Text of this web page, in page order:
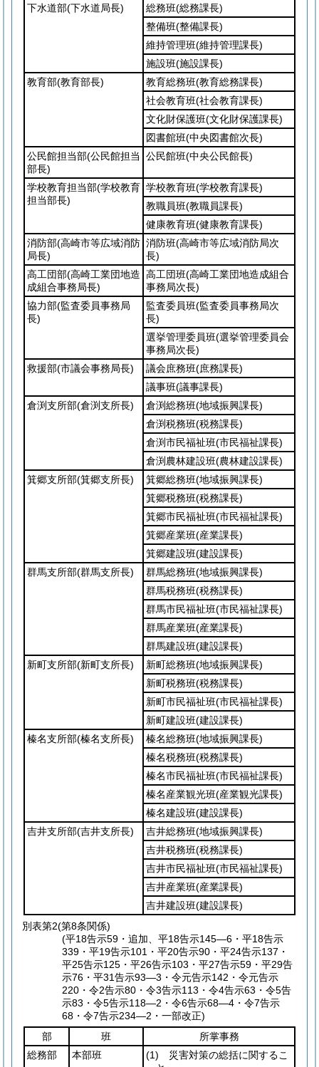
下水道部(下水道局長) 総務班(総務課長)
整備班(整備課長)
維持管理班(維持管理課長)
施設班(施設課長)
教育部(教育部長) 教育総務班(教育総務課長)
社会教育班(社会教育課長)
文化財保護班(文化財保護課長)
図書館班(中央図書館次長)
公民館担当部(公民館担当
部長)
公民館班(中央公民館長)
学校教育担当部(学校教育
担当部長)
学校教育班(学校教育課長)
教職員班(教職員課長)
健康教育班(健康教育課長)
消防部(高崎市等広域消防
局長)
消防班(高崎市等広域消防局次
長)
高工団部(高崎工業団地造
成組合事務局長)
高工団班(高崎工業団地造成組合
事務局次長)
協力部(監査委員事務局
長)
監査委員班(監査委員事務局次
長)
選挙管理委員班(選挙管理委員会
事務局次長)
救援部(市議会事務局長) 議会庶務班(庶務課長)
議事班(議事課長)
倉渕支所部(倉渕支所長) 倉渕総務班(地域振興課長)
倉渕税務班(税務課長)
倉渕市民福祉班(市民福祉課長)
倉渕農林建設班(農林建設課長)
箕郷支所部(箕郷支所長) 箕郷総務班(地域振興課長)
箕郷税務班(税務課長)
箕郷市民福祉班(市民福祉課長)
箕郷産業班(産業課長)
箕郷建設班(建設課長)
群馬支所部(群馬支所長) 群馬総務班(地域振興課長)
群馬税務班(税務課長)
群馬市民福祉班(市民福祉課長)
群馬産業班(産業課長)
群馬建設班(建設課長)
新町支所部(新町支所長) 新町総務班(地域振興課長)
新町税務班(税務課長)
新町市民福祉班(市民福祉課長)
新町建設班(建設課長)
榛名支所部(榛名支所長) 榛名総務班(地域振興課長)
榛名税務班(税務課長)
榛名市民福祉班(市民福祉課長)
榛名産業観光班(産業観光課長)
榛名建設班(建設課長)
吉井支所部(吉井支所長) 吉井総務班(地域振興課長)
吉井税務班(税務課長)
吉井市民福祉班(市民福祉課長)
吉井産業班(産業課長)
吉井建設班(建設課長)
別表第2(第8条関係)
(平18告示59・追加、平18告示145―6・平18告示
339・平19告示101・平20告示90・平24告示137・
平25告示125・平26告示103・平27告示59・平29告
示76・平31告示93―3・令元告示142・令元告示
220・令2告示80・令3告示113・令4告示63・令5告
示83・令5告示118―2・令6告示68―4・令7告示
68・令7告示234―2・一部改正)
部
班
所掌事務
総務部
本部班 (1) 災害対策の総括に関するこ